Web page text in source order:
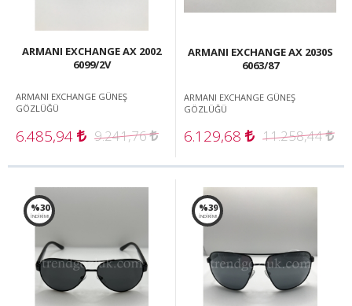
ARMANI EXCHANGE AX 2002
6099/2V
ARMANI EXCHANGE GÜNEŞ
GÖZLÜĞÜ
6.485,94 9.241,76
ARMANI EXCHANGE AX 2030S
6063/87
ARMANI EXCHANGE GÜNEŞ
GÖZLÜĞÜ
6.129,68 11.258,44
%30
İNDİRİM!
%39
İNDİRİM!